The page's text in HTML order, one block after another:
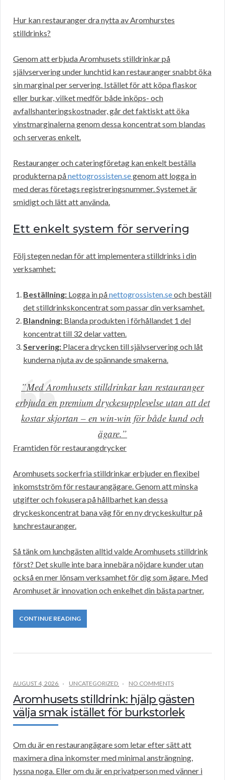
Hur kan restauranger dra nytta av Aromhurstes
stilldrinks?
Genom att erbjuda Aromhusets stilldrinkar på
självservering under lunchtid kan restauranger snabbt öka
sin marginal per servering. Istället för att köpa flaskor
eller burkar, vilket medför både inköps- och
avfallshanteringskostnader, går det faktiskt att öka
vinstmarginalerna genom dessa koncentrat som blandas
och serveras enkelt.
Restauranger och cateringföretag kan enkelt beställa
produkterna pånettogrossisten.segenom att logga in
med deras företags registreringsnummer. Systemet är
smidigt och lätt att använda.
Ett enkelt system för servering
Följ stegen nedan för att implementera stilldrinks i din
verksamhet:
Beställning: Logga in pånettogrossisten.seoch beställ
det stilldrinkskoncentrat som passar din verksamhet.
Blandning: Blanda produkten i förhållandet 1 del
koncentrat till 32 delar vatten.
Servering: Placera drycken till självservering och låt
kunderna njuta av de spännande smakerna.
”Med Aromhusets stilldrinkar kan restauranger
erbjuda en premium dryckesupplevelse utan att det
kostar skjortan – en win-win för både kund och
ägare.”
Framtiden för restaurangdrycker
Aromhusets sockerfria stilldrinkar erbjuder en flexibel
inkomstström för restaurangägare. Genom att minska
utgifter och fokusera på hållbarhet kan dessa
dryckeskoncentrat bana väg för en ny dryckeskultur på
lunchrestauranger.
Så tänk om lunchgästen alltid valde Aromhusets stilldrink
först? Det skulle inte bara innebära nöjdare kunder utan
också en mer lönsam verksamhet för dig som ägare. Med
Aromhuset är innovation och enkelhet din bästa partner.
CONTINUE READING
AUGUST 4, 2026 UNCATEGORIZED NO COMMENTS
Aromhusets stilldrink: hjälp gästen
välja smak istället för burkstorlek
Om du är en restaurangägare som letar efter sätt att
maximera dina inkomster med minimal ansträngning,
lyssna noga. Eller om du är en privatperson med vänner i